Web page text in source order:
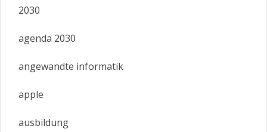
2030
agenda 2030
angewandte informatik
apple
ausbildung